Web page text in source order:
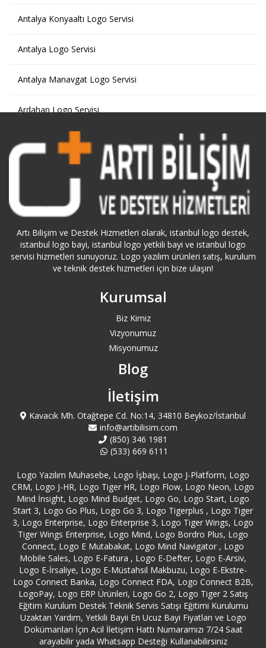
Antalya Konyaaltı Logo Servisi
Antalya Logo Servisi
Antalya Manavgat Logo Servisi
Ardahan Logo Servisi
Artvin Logo Servisi
Ataşehir Logo Servisi
Aydın Logo Servisi
Azerbaycan Logo Servisi
Bağdat Caddesi Logo Servisi
Bahçelievler Logo Servisi
Balıkesir Bandırma Logo Servisi
Balıkesir Edremit Logo Servisi
Balıkesir Erdek Logo Servisi
Balıkesir Logo Servisi
Bartın Logo Servisi
Batman Logo Servisi
Bayburt Logo Servisi
Bayrampaşa Logo Servisi
Artı Bilişim ve Destek Hizmetleri olarak, istanbul logo destek,
istanbul logo bayi, istanbul logo yetkili bayi ve istanbul logo
servisi hizmetleri sunuyoruz. Logo yazılım ürünleri satış, kurulum
ve teknik destek hizmetleri için bize ulaşın!
Kurumsal
Biz Kimiz
Vizyonumuz
Misyonumuz
Blog
İletişim
Kavacık Mh. Otağtepe Cd. No:14, 34810 Beykoz/İstanbul
info@artibilisim.com
(850) 346 1981
(533) 669 6111
Logo Yazılım Muhasebe, Logo İşbaşı, Logo J-Platform, Logo
CRM, Logo J-HR, Logo Tiger HR, Logo Flow, Logo Neon, Logo
Mind İnsight, Logo Mind Budget, Logo Go, Logo Start, Logo
Start 3, Logo Go Plus, Logo Go 3, Logo Tigerplus , Logo Tiger
3, Logo Enterprise, Logo Enterprise 3, Logo Tiger Wings, Logo
Tiger Wings Enterprise, Logo Mind, Logo Bordro Plus, Logo
Connect, Logo E Mutabakat, Logo Mind Navigator , Logo
Mobile Sales, Logo E-Fatura , Logo E-Defter, Logo E-Arsiv,
Logo E-İrsaliye, Logo E-Müstahsil Makbuzu, Logo E-Ekstre-
Logo Connect Banka, Logo Connect FDA, Logo Connect B2B,
LogoPay, Logo ERP Ürünleri, Logo Go 2, Logo Tiger 2 Satış
Eğitim Kurulum Destek Teknik Servis Satışı Eğitimi Kurulumu
Uzaktan Yardım, Yetkili Bayii En Ucuz Bayi Fiyatları ve Logo
Dokümanları İçin Acil İletişim Hattı Numaramızı 7/24 Saat
arayabilir yada Whatsapp Desteği Kullanabilirsiniz